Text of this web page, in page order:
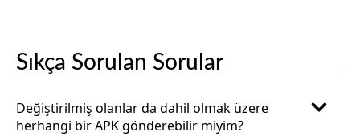
Sıkça Sorulan Sorular
Değiştirilmiş olanlar da dahil olmak üzere
herhangi bir APK gönderebilir miyim?